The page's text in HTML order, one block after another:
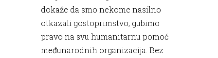
dokaže da smo nekome nasilno
otkazali gostoprimstvo, gubimo
pravo na svu humanitarnu pomoć
međunarodnih organizacija. Bez